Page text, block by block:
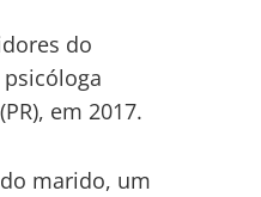
do
em 2017.
marido, um